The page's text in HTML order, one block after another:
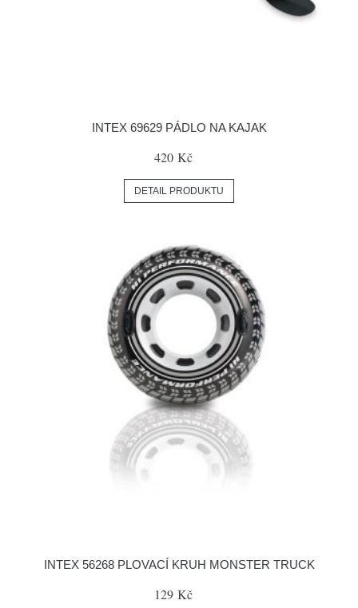
INTEX 69629 PÁDLO NA KAJAK
420 Kč
DETAIL PRODUKTU
INTEX 56268 PLOVACÍ KRUH MONSTER TRUCK
129 Kč